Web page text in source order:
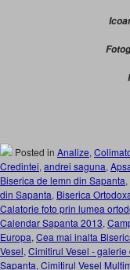
Posted in Analize,
Credintei, andrei saguna,
Biserica de lemn din Sapanta,
din Sapanta, Biserica
Calatorie foto prin lumea
Calendar Sapanta 2013,
Europa, Cea mai inalta
Vesel, Cimitirul Vesel - galerie
Sapanta, Cimitirul Vesel